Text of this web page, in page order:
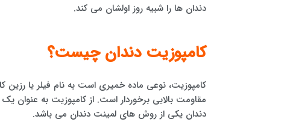
دندان ها را شبیه روز اولشان می کند.
کامپوزیت دندان چیست؟
کامپوزیت، نوعی ماده خمیری است به نام فیلر یا
مقاومت بالایی برخوردار است. از کامپوزیت به
دندان یکی از روش های لمینت دندان می باشد.